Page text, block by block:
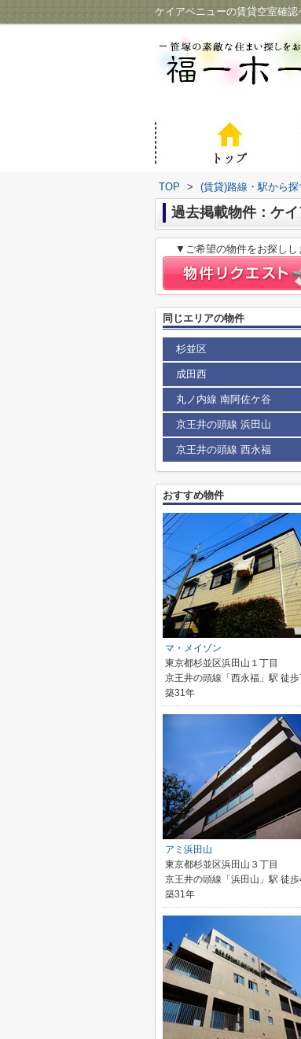
ケイアベニューの賃貸空室確
TOP > (賃貸)路線・駅から探
過去掲載物件：ケ
▼ご希望の物件をお探しし
同じエリアの物件
杉並区
成田西
丸ノ内線 南阿佐ケ谷
京王井の頭線 浜田山
京王井の頭線 西永福
おすすめ物件
マ・メイゾン
東京都杉並区浜田山１丁目
京王井の頭線「西永福」駅 徒
築31年
アミ浜田山
東京都杉並区浜田山３丁目
京王井の頭線「浜田山」駅 徒
築31年